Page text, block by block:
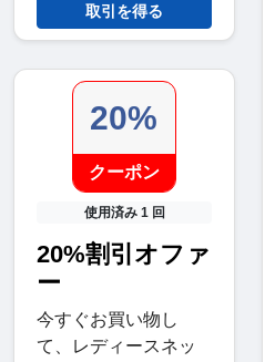
取引を得る
20%
クーポン
使用済み 1 回
20%割引オファ
ー
今すぐお買い物し
て、レディースネッ